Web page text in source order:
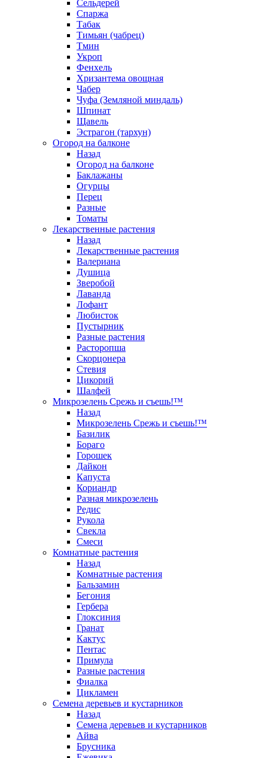
Сельдерей
Спаржа
Табак
Тимьян (чабрец)
Тмин
Укроп
Фенхель
Хризантема овощная
Чабер
Чуфа (Земляной миндаль)
Шпинат
Щавель
Эстрагон (тархун)
Огород на балконе
Назад
Огород на балконе
Баклажаны
Огурцы
Перец
Разные
Томаты
Лекарственные растения
Назад
Лекарственные растения
Валериана
Душица
Зверобой
Лаванда
Лофант
Любисток
Пустырник
Разные растения
Расторопша
Скорцонера
Стевия
Цикорий
Шалфей
Микрозелень Срежь и съешь!™
Назад
Микрозелень Срежь и съешь!™
Базилик
Бораго
Горошек
Дайкон
Капуста
Кориандр
Разная микрозелень
Редис
Рукола
Свекла
Смеси
Комнатные растения
Назад
Комнатные растения
Бальзамин
Бегония
Гербера
Глоксиния
Гранат
Кактус
Пентас
Примула
Разные растения
Фиалка
Цикламен
Семена деревьев и кустарников
Назад
Семена деревьев и кустарников
Айва
Брусника